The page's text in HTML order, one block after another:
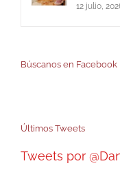
12 julio,
Búscanos en Facebook
Últimos Tweets
Tweets por